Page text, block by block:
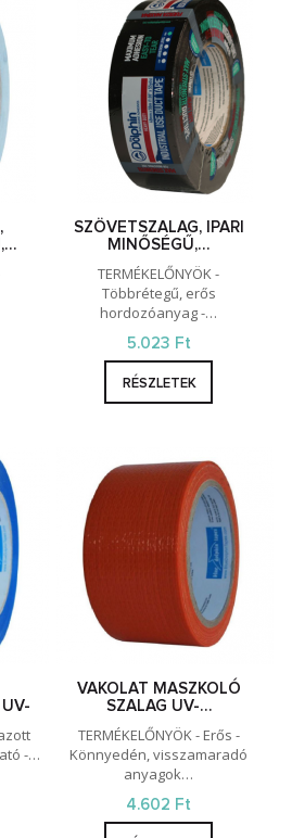
SZÖVETSZALAG, IPARI
MINŐSÉGŰ,…
TERMÉKELŐNYÖK -
Többrétegű, erős
hordozóanyag -…
5.023 Ft
RÉSZLETEK
-…
VAKOLAT MASZKOLÓ
SZALAG UV-…
TERMÉKELŐNYÖK - Erős -
Könnyedén, visszamaradó
anyagok…
4.602 Ft